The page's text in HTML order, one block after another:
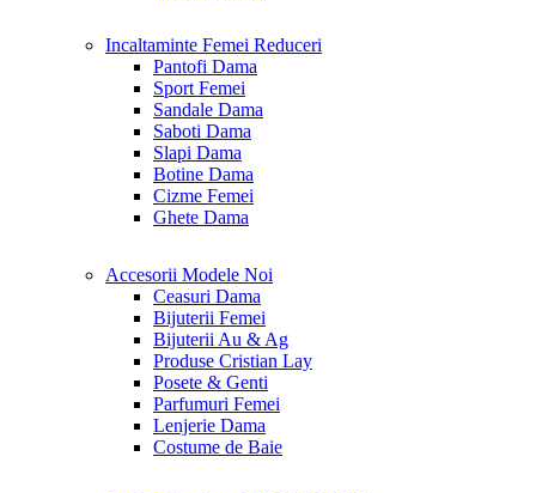
Incaltaminte Femei Reduceri
Pantofi Dama
Sport Femei
Sandale Dama
Saboti Dama
Slapi Dama
Botine Dama
Cizme Femei
Ghete Dama
Accesorii Modele Noi
Ceasuri Dama
Bijuterii Femei
Bijuterii Au & Ag
Produse Cristian Lay
Posete & Genti
Parfumuri Femei
Lenjerie Dama
Costume de Baie